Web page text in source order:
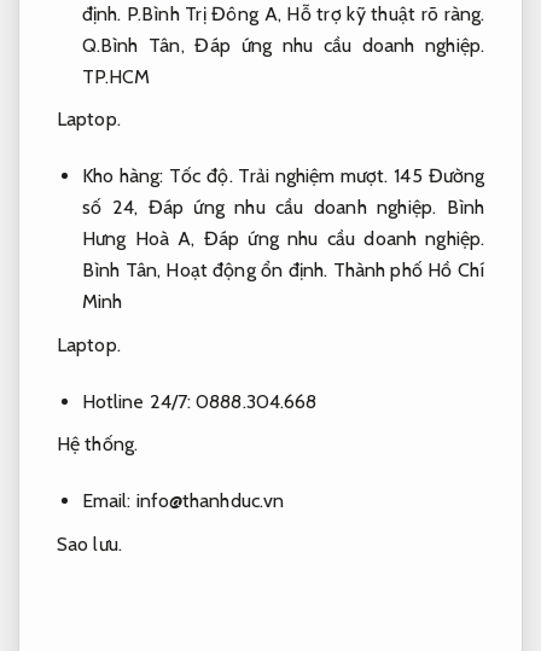
định. P.Bình Trị Đông A, Hỗ trợ kỹ thuật rõ ràng.
Q.Bình Tân,Đáp ứng nhu cầu doanh nghiệp.
TP.HCM
Laptop.
Kho hàng: Tốc độ. Trải nghiệm mượt. 145 Đường
số 24, Đáp ứng nhu cầu doanh nghiệp. Bình
Hưng Hoà A, Đáp ứng nhu cầu doanh nghiệp.
Bình Tân, Hoạt động ổn định. Thành phố Hồ Chí
Minh
Laptop.
Hotline 24/7: 0888.304.668
Hệ thống.
Email: info@thanhduc.vn
Sao lưu.